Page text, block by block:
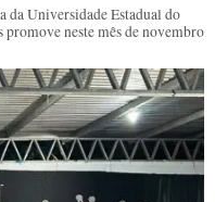
Universidade Estadual do
neste mês de novembro